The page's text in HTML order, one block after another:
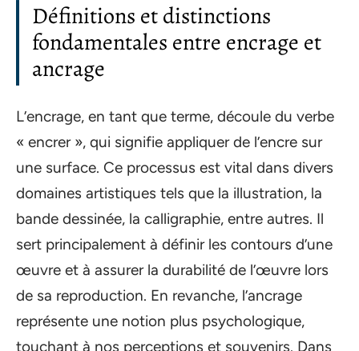
Définitions et distinctions
fondamentales entre encrage et
ancrage
L’encrage, en tant que terme, découle du verbe
« encrer », qui signifie appliquer de l’encre sur
une surface. Ce processus est vital dans divers
domaines artistiques tels que la illustration, la
bande dessinée, la calligraphie, entre autres. Il
sert principalement à définir les contours d’une
œuvre et à assurer la durabilité de l’œuvre lors
de sa reproduction. En revanche, l’ancrage
représente une notion plus psychologique,
touchant à nos perceptions et souvenirs. Dans